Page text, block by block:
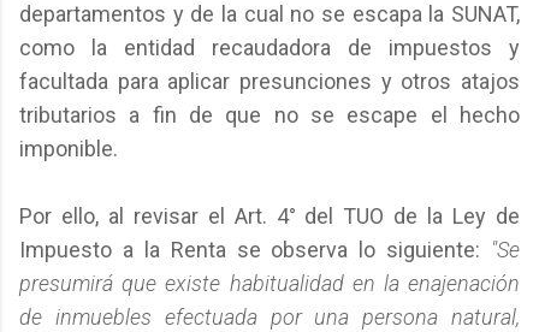
departamentos y de la cual no se escapa la SUNAT,
como la entidad recaudadora de impuestos y
facultada para aplicar presunciones y otros atajos
tributarios a fin de que no se escape el hecho
imponible.
Por ello, al revisar el Art. 4° del TUO de la Ley de
Impuesto a la Renta se observa lo siguiente: "Se
presumirá que existe habitualidad en la enajenación
de inmuebles efectuada por una persona natural,